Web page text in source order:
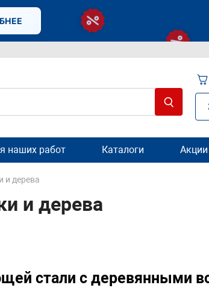
наших работ Каталоги Акции
и дерева
и дерева
стали с деревянными